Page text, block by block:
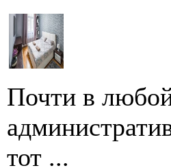
Почти в
тот ...